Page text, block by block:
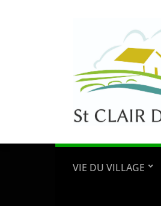
VIE DU VILLAGE